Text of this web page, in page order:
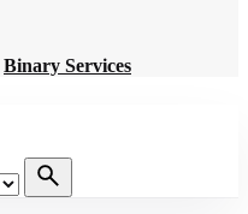
Binary Services